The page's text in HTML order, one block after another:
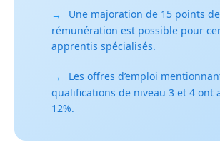
→
Une majoration de 15 points de
rémunération est possible pour
apprentis spécialisés.
→
Les offres d’emploi
qualifications de niveau 3 et 4 ont
12%.